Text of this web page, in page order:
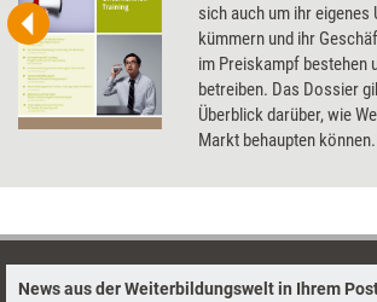
sich auch um ihr eigenes
kümmern und ihr
im Preiskampf bestehen
betreiben. Das Dossier
Überblick darüber, wie
Markt behaupten können.
News aus der Weiterbildungswelt in Ihrem